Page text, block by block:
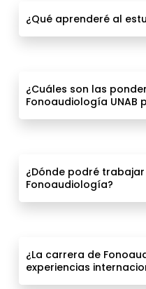
¿Qué aprenderé al
¿Cuáles son las
Fonoaudiología UNAB
¿Dónde podré
Fonoaudiología?
¿La carrera de
experiencias